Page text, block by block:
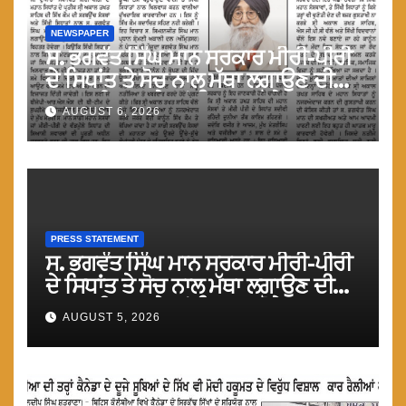
NEWSPAPER
ਸ. ਭਗਵੰਤ ਸਿੰਘ ਮਾਨ ਸਰਕਾਰ ਮੀਰੀ-ਪੀਰੀ
ਦੇ ਸਿਧਾਂਤ ਤੇ ਸੋਚ ਨਾਲ ਮੱਥਾ ਲਗਾਉਣ ਦੀ
ਗੁਸਤਾਖੀ ਨਾ ਕਰੇ ਤਾਂ ਬਿਹਤਰ ਹੋਵੇਗਾ : ਮਾਨ
AUGUST 6, 2026
PRESS STATEMENT
ਸ. ਭਗਵੰਤ ਸਿੰਘ ਮਾਨ ਸਰਕਾਰ ਮੀਰੀ-ਪੀਰੀ
ਦੇ ਸਿਧਾਂਤ ਤੇ ਸੋਚ ਨਾਲ ਮੱਥਾ ਲਗਾਉਣ ਦੀ
ਗੁਸਤਾਖੀ ਨਾ ਕਰੇ ਤਾਂ ਬਿਹਤਰ ਹੋਵੇਗਾ : ਮਾਨ
AUGUST 5, 2026